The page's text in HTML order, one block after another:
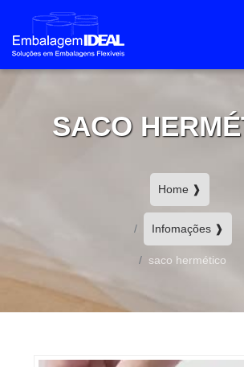
SACO
Home ❱
Infomações ❱
saco hermético